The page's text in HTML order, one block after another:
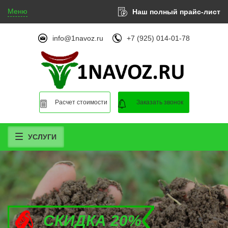
Меню Наш полный прайс-лист
info@1navoz.ru +7 (925) 014-01-78
Расчет стоимости Заказать звонок
УСЛУГИ
СКИДКА 20%
СКИДКА 20%
СКИДКА 20%